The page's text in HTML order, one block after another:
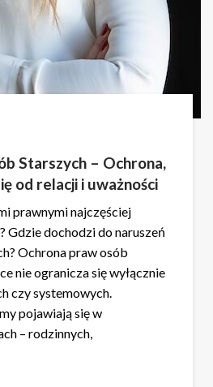
Starszych – Ochrona,
od relacji i uważności
prawnymi najczęściej
Gdzie dochodzi do naruszeń
Ochrona praw osób
nie ogranicza się wyłącznie
czy systemowych.
pojawiają się w
– rodzinnych,